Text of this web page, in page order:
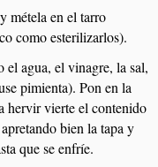
métela en el tarro
como esterilizarlos).
el agua, el vinagre, la sal,
pimienta). Pon en la
hervir vierte el contenido
bien la tapa y
que se enfríe.